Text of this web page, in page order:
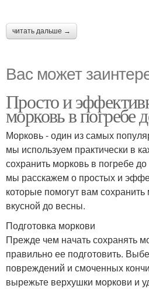
читать дальше →
Вас может
Просто и
морковь в погребе
Морковь - один из самых
мы используем практически в
сохранить морковь в погребе
мы расскажем о простых и
которые помогут вам
вкусной до весны.
Подготовка моркови
Прежде чем начать сохранять
правильно ее подготовить.
повреждений и смоченных
вырежьте верхушки моркови и